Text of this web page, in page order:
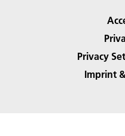
Privacy
Imprint